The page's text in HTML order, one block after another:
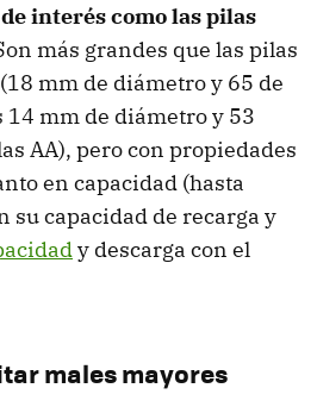
interés como las pilas
más grandes que las pilas
mm de diámetro y 65 de
mm de diámetro y 53
AA), pero con propiedades
en capacidad (hasta
su capacidad de recarga y
y descarga con el
males mayores